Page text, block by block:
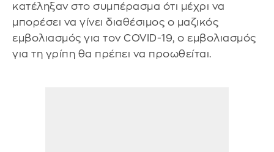
κατέληξαν στο συμπέρασμα ότι μέχρι να
μπορέσει να γίνει διαθέσιμος ο μαζικός
εμβολιασμός για τον COVID-19, ο εμβολιασμός
για τη γρίπη θα πρέπει να προωθείται.